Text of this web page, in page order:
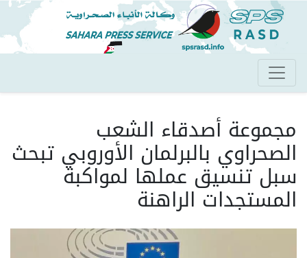
تجاوز
إلى
المحتوى
الرئيسي
مجموعة أصدقاء الشعب
الصحراوي بالبرلمان الأوروبي تبحث
سبل تنسيق عملها لمواكبة
المستجدات الراهنة